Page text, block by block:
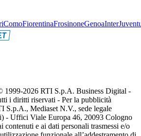
ComoFiorentinaFrosinoneGenoaInter
1999-2026 RTI S.p.A. Business Digital -
i diritti riservati - Per la pubblicità
S.p.A., Mediaset N.V., sede legale
- Uffici Viale Europa 46, 20093 Cologno
contenuti e ai dati personali trasmessi e/o